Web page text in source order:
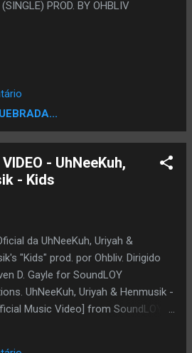
PROD. BY OHBLIV
- UhNeeKuh,
- Kids
da UhNeeKuh, Uriyah &
"Kids" prod. por Ohbliv. Dirigido
D. Gayle for SoundLOY
UhNeeKuh, Uriyah & Henmusik -
Music Video] from SoundLOY